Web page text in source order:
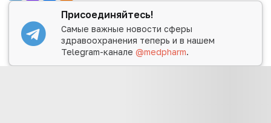
Присоединяйтесь!
Самые важные новости сферы
здравоохранения теперь и в нашем
Telegram-канале@medpharm.